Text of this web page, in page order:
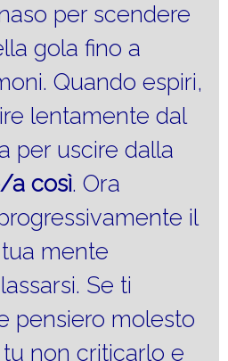
per scendere
gola fino a
Quando espiri,
lentamente dal
per uscire dalla
a così. Ora
il
mente
Se ti
pensiero molesto
non criticarlo e